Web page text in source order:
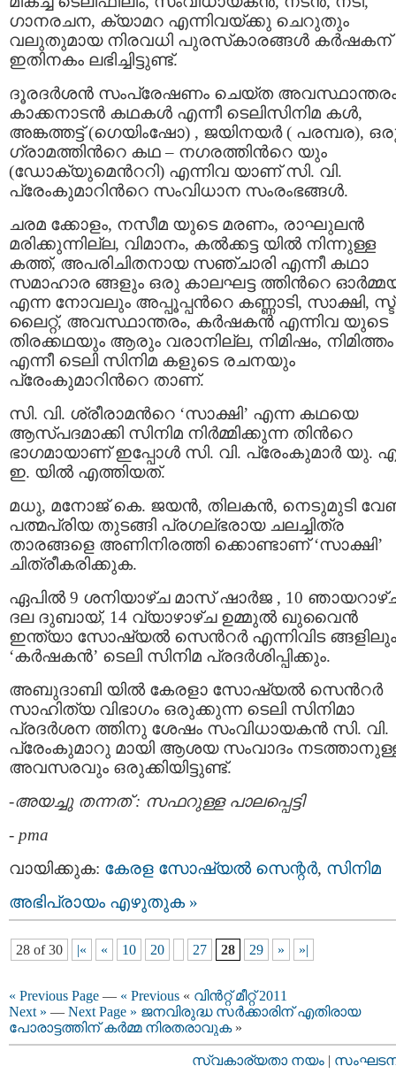
ഗാനരചന, ക്യാമറ എന്നിവയ്ക്കു ചെറുതും
വലുതുമായ നിരവധി പുരസ്‌കാരങ്ങള്‍ കര്‍ഷകന്
ഇതിനകം ലഭിച്ചിട്ടുണ്ട്.
ദൂരദര്‍ശന്‍ സംപ്രേഷണം ചെയ്ത
കാക്കനാടന്‍ കഥകള്‍ എന്നീ ടെലിസിനിമ കള്‍,
അങ്കത്തട്ട് (ഗെയിംഷോ) , ജയിനയര്‍ ( പരമ്പര),
ഗ്രാമത്തിന്‍റെ കഥ – നഗരത്തിന്‍റെ യും
(ഡോക്യുമെന്‍ററി) എന്നിവ യാണ് സി. വി.
പ്രേംകുമാറിന്‍റെ സംവിധാന സംരംഭങ്ങള്‍.
ചരമ ക്കോളം, നസീമ യുടെ മരണം, രാഘുലന്‍
മരിക്കുന്നില്ല, വിമാനം, കല്‍ക്കട്ട യില്‍ നിന്നുള്ള
കത്ത്, അപരിചിതനായ സഞ്ചാരി എന്നീ കഥാ
സമാഹാര ങ്ങളും ഒരു കാലഘട്ട ത്തിന്‍റെ
എന്ന നോവലും അപ്പൂപ്പന്‍റെ കണ്ണാടി, സാക്ഷി,
ലൈറ്റ്, അവസ്ഥാന്തരം, കര്‍ഷകന്‍ എന്നിവ യുടെ
തിരക്കഥയും ആരും വരാനില്ല, നിമിഷം, നിമിത്തം
എന്നീ ടെലി സിനിമ കളുടെ രചനയും
പ്രേംകുമാറിന്‍റെ താണ്.
സി. വി. ശ്രീരാമന്‍റെ ‘സാക്ഷി’ എന്ന കഥയെ
ആസ്പദമാക്കി സിനിമ നിര്‍മ്മിക്കുന്ന തിന്‍റെ
ഭാഗമായാണ് ഇപ്പോള്‍ സി. വി. പ്രേംകുമാര്‍ യു.
ഇ. യില്‍ എത്തിയത്.
മധു, മനോജ് കെ. ജയന്‍, തിലകന്‍, നെടുമുടി
പത്മപ്രിയ തുടങ്ങി പ്രഗല്ഭരായ ചലച്ചിത്ര
താരങ്ങളെ അണിനിരത്തി ക്കൊണ്ടാണ് ‘സാക്ഷി’
ചിത്രീകരിക്കുക.
ഏപില്‍ 9 ശനിയാഴ്ച മാസ് ഷാര്‍ജ , 10
ദല ദുബായ്, 14 വ്യാഴാഴ്ച ഉമ്മുല്‍ ഖുവൈന്‍
ഇന്ത്യാ സോഷ്യല്‍ സെന്‍റര്‍ എന്നിവിട ങ്ങളിലും
‘കര്‍ഷകന്‍’ ടെലി സിനിമ പ്രദര്‍ശിപ്പിക്കും.
അബുദാബി യില്‍ കേരളാ സോഷ്യല്‍ സെന്‍റര്‍
സാഹിത്യ വിഭാഗം ഒരുക്കുന്ന ടെലി സിനിമാ
പ്രദര്‍ശന ത്തിനു ശേഷം സംവിധായകന്‍ സി. വി.
പ്രേംകുമാറു മായി ആശയ സംവാദം
അവസരവും ഒരുക്കിയിട്ടുണ്ട്.
-അയച്ചു തന്നത് : സഫറുള്ള പാലപ്പെട്ടി
- pma
വായിക്കുക: കേരള സോഷ്യല്‍ സെന്റര്‍, സിനിമ
അഭിപ്രായം എഴുതുക »
28 of 30 |« « 10 20 27 28 29 » »|
« Previous Page — « Previous « വിന്‍റ്റ് മീറ്റ് 2011
Next » — Next Page » ജനവിരുദ്ധ സര്‍ക്കാരിന് എതിരായ
പോരാട്ടത്തിന് കര്‍മ്മ നിരതരാവുക»
സ്വകാര്യതാ നയം |